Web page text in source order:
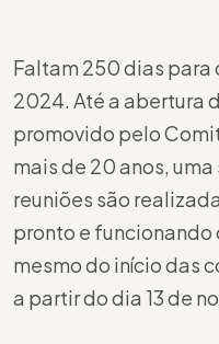
Faltam 250 dias para
2024. Até a abertura
promovido pelo
mais de 20 anos,
reuniões são
pronto e funcionando
mesmo do início das
a partir do dia 13 de